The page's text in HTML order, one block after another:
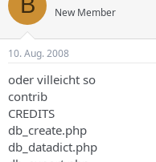
New Member
10. Aug. 2008
oder villeicht so
contrib
CREDITS
db_create.php
db_datadict.php